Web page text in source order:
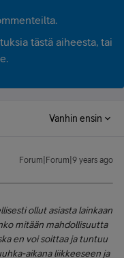
tästä aiheesta, tai
Vanhin ensin
Forum|Forum|9 years ago
ollut asiasta lainkaan
mitään mahdollisuutta
en voi soittaa ja tuntuu
aikana liikkeeseen ja